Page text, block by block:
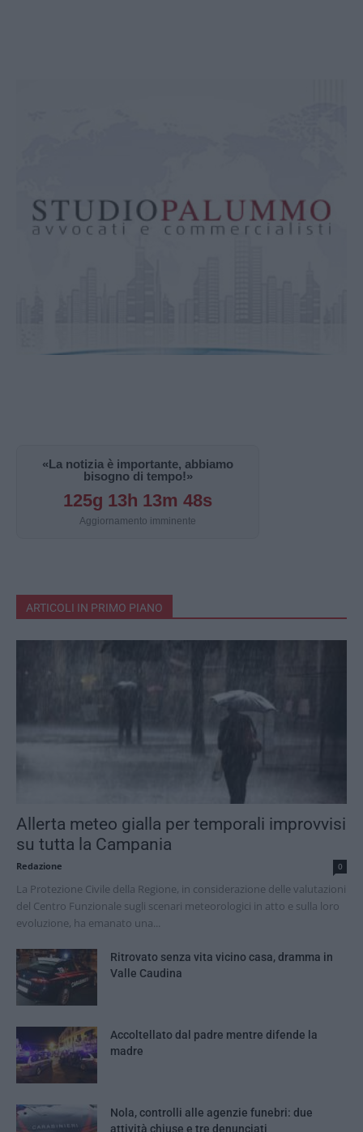
«La notizia è importante, abbiamo
bisogno di tempo!»
125g 13h 13m 47s
Aggiornamento imminente
ARTICOLI IN PRIMO PIANO
Allerta meteo gialla per temporali improvvisi
su tutta la Campania
Redazione 0
La Protezione Civile della Regione, in considerazione delle valutazioni
del Centro Funzionale sugli scenari meteorologici in atto e sulla loro
evoluzione, ha emanato una...
Ritrovato senza vita vicino casa, dramma in
Valle Caudina
Accoltellato dal padre mentre difende la
madre
Nola, controlli alle agenzie funebri: due
attività chiuse e tre denunciati